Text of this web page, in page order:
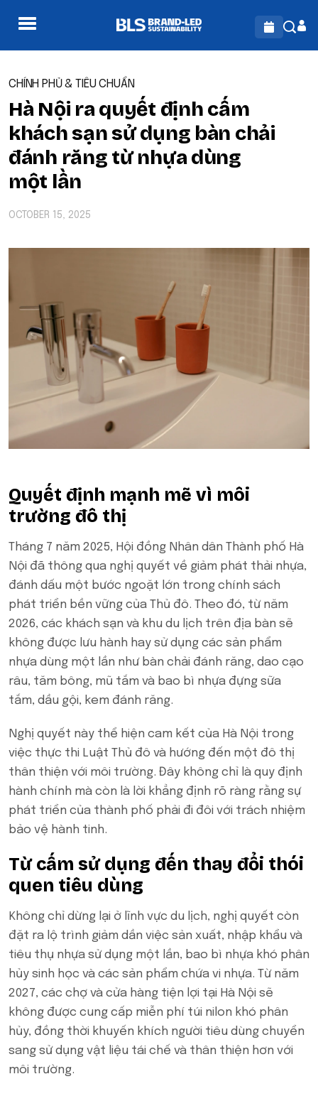
CHÍNH PHỦ & TIÊU CHUẨN
Hà Nội ra quyết định cấm
khách sạn sử dụng bàn chải
đánh răng từ nhựa dùng
một lần
OCTOBER 15, 2025
Quyết định mạnh mẽ vì môi
trường đô thị
Tháng 7 năm 2025, Hội đồng Nhân dân Thành phố Hà
Nội đã thông qua nghị quyết về giảm phát thải nhựa,
đánh dấu một bước ngoặt lớn trong chính sách
phát triển bền vững của Thủ đô. Theo đó, từ năm
2026, các khách sạn và khu du lịch trên địa bàn sẽ
không được lưu hành hay sử dụng các sản phẩm
nhựa dùng một lần như bàn chải đánh răng, dao cạo
râu, tăm bông, mũ tắm và bao bì nhựa đựng sữa
tắm, dầu gội, kem đánh răng.
Nghị quyết này thể hiện cam kết của Hà Nội trong
việc thực thi Luật Thủ đô và hướng đến một đô thị
thân thiện với môi trường. Đây không chỉ là quy định
hành chính mà còn là lời khẳng định rõ ràng rằng sự
phát triển của thành phố phải đi đôi với trách nhiệm
bảo vệ hành tinh.
Từ cấm sử dụng đến thay đổi thói
quen tiêu dùng
Không chỉ dừng lại ở lĩnh vực du lịch, nghị quyết còn
đặt ra lộ trình giảm dần việc sản xuất, nhập khẩu và
tiêu thụ nhựa sử dụng một lần, bao bì nhựa khó phân
hủy sinh học và các sản phẩm chứa vi nhựa. Từ năm
2027, các chợ và cửa hàng tiện lợi tại Hà Nội sẽ
không được cung cấp miễn phí túi nilon khó phân
hủy, đồng thời khuyến khích người tiêu dùng chuyển
sang sử dụng vật liệu tái chế và thân thiện hơn với
môi trường.